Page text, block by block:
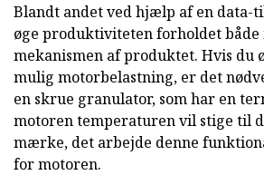
Blandt andet ved hjælp af en data-
øge produktiviteten forholdet både
mekanismen af produktet. Hvis du
mulig motorbelastning, er det
en skrue granulator, som har en
motoren temperaturen vil stige til
mærke, det arbejde denne
for motoren.